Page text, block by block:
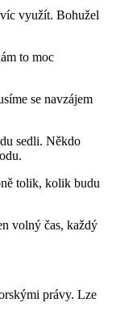
využít. Bohužel
to moc
se navzájem
sedli. Někdo
tolik, kolik budu
volný čas, každý
právy. Lze